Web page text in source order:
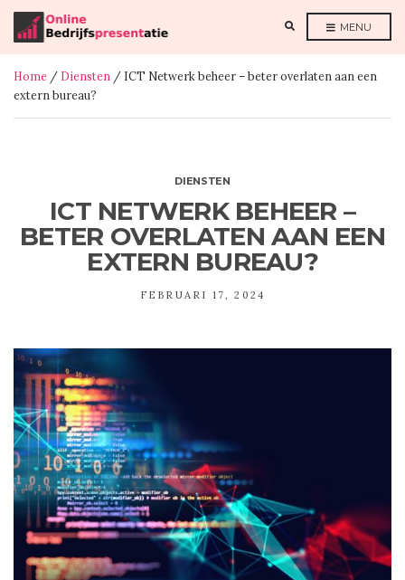
A
D
MENU
Home / Diensten / ICT Netwerk beheer – beter overlaten aan een
extern bureau?
DIENSTEN
ICT NETWERK BEHEER –
BETER OVERLATEN AAN EEN
EXTERN BUREAU?
FEBRUARI 17, 2024